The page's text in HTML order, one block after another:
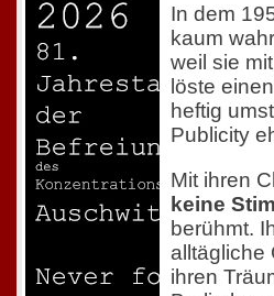
In dem
kaum
weil sie
löste einen
heftig
Publicity
Mit ihren
keine
berühmt.
alltägliche
ihren